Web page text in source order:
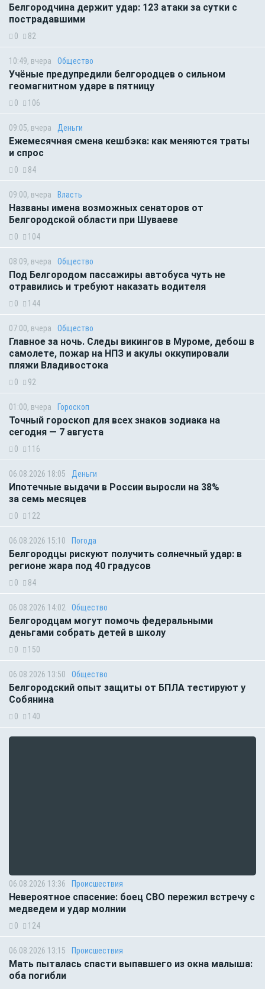
Белгородчина держит удар: 123 атаки за сутки с
пострадавшими
0 82
10:49, вчера Общество
Учёные предупредили белгородцев о сильном
геомагнитном ударе в пятницу
0 106
09:05, вчера Деньги
Ежемесячная смена кешбэка: как меняются траты
и спрос
0 84
09:00, вчера Власть
Названы имена возможных сенаторов от
Белгородской области при Шуваеве
0 104
08:09, вчера Общество
Под Белгородом пассажиры автобуса чуть не
отравились и требуют наказать водителя
0 144
07:00, вчера Общество
Главное за ночь. Следы викингов в Муроме, дебош в
самолете, пожар на НПЗ и акулы оккупировали
пляжи Владивостока
0 92
01:00, вчера Гороскоп
Точный гороскоп для всех знаков зодиака на
сегодня — 7 августа
0 116
06.08.2026 18:05 Деньги
Ипотечные выдачи в России выросли на 38%
за семь месяцев
0 122
06.08.2026 15:10 Погода
Белгородцы рискуют получить солнечный удар: в
регионе жара под 40 градусов
0 84
06.08.2026 14:02 Общество
Белгородцам могут помочь федеральными
деньгами собрать детей в школу
0 150
06.08.2026 13:50 Общество
Белгородский опыт защиты от БПЛА тестируют у
Собянина
0 140
06.08.2026 13:36 Происшествия
Невероятное спасение: боец СВО пережил встречу с
медведем и удар молнии
0 124
06.08.2026 13:15 Происшествия
Мать пыталась спасти выпавшего из окна малыша:
оба погибли